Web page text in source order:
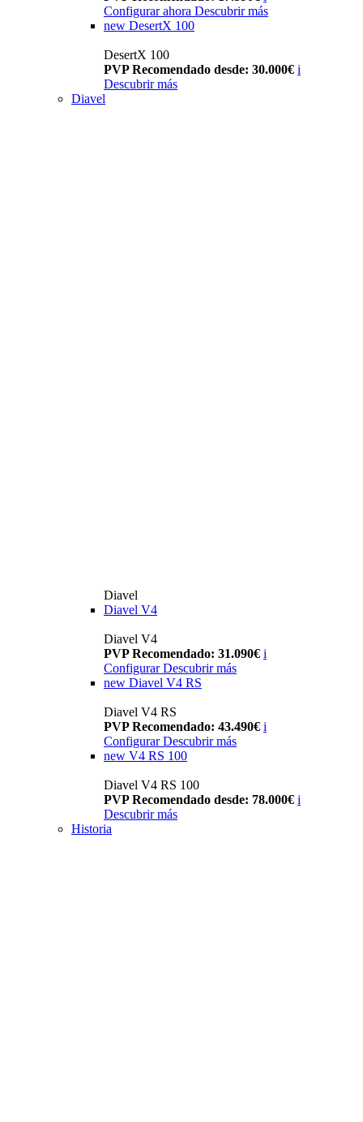
Configurar ahora Descubrir más
new DesertX 100
DesertX 100
PVP Recomendado desde: 30.000€ i
Descubrir más
Diavel
Diavel
Diavel V4
Diavel V4
PVP Recomendado: 31.090€ i
Configurar Descubrir más
new Diavel V4 RS
Diavel V4 RS
PVP Recomendado: 43.490€ i
Configurar Descubrir más
new V4 RS 100
Diavel V4 RS 100
PVP Recomendado desde: 78.000€ i
Descubrir más
Historia